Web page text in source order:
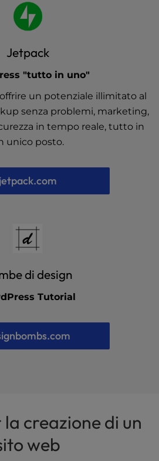
Jetpack
"tutto in uno"
un potenziale illimitato al
senza problemi, marketing,
in tempo reale, tutto in
unico posto.
jetpack.com
di design
Tutorial
la creazione di un
web